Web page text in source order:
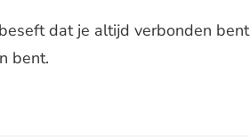
dat je altijd verbonden bent
bent.